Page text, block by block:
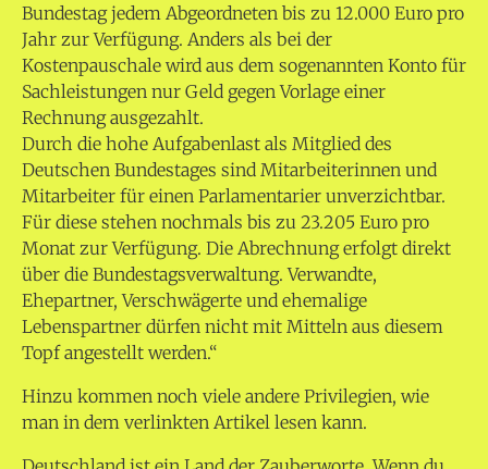
Bundestag jedem Abgeordneten bis zu 12.000 Euro pro
Jahr zur Verfügung. Anders als bei der
Kostenpauschale wird aus dem sogenannten Konto für
Sachleistungen nur Geld gegen Vorlage einer
Rechnung ausgezahlt.
Durch die hohe Aufgabenlast als Mitglied des
Deutschen Bundestages sind Mitarbeiterinnen und
Mitarbeiter für einen Parlamentarier unverzichtbar.
Für diese stehen nochmals bis zu 23.205 Euro pro
Monat zur Verfügung. Die Abrechnung erfolgt direkt
über die Bundestagsverwaltung. Verwandte,
Ehepartner, Verschwägerte und ehemalige
Lebenspartner dürfen nicht mit Mitteln aus diesem
Topf angestellt werden.“
Hinzu kommen noch viele andere Privilegien, wie
man in dem verlinkten Artikel lesen kann.